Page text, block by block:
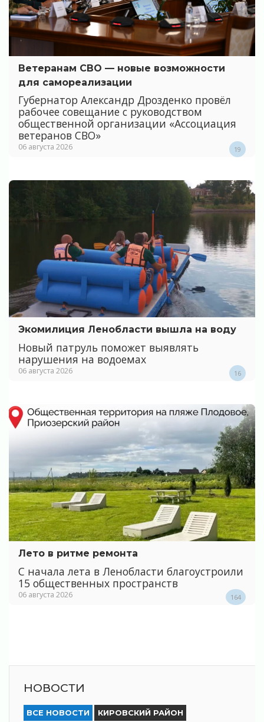
Ветеранам СВО — новые возможности
для самореализации
Губернатор Александр Дрозденко провёл
рабочее совещание с руководством
общественной организации «Ассоциация
ветеранов СВО»
06 августа 2026 19
Экомилиция Ленобласти вышла на воду
Новый патруль поможет выявлять
нарушения на водоемах
06 августа 2026 16
Лето в ритме ремонта
С начала лета в Ленобласти благоустроили
15 общественных пространств
06 августа 2026 164
НОВОСТИ
ВСЕ НОВОСТИ КИРОВСКИЙ РАЙОН